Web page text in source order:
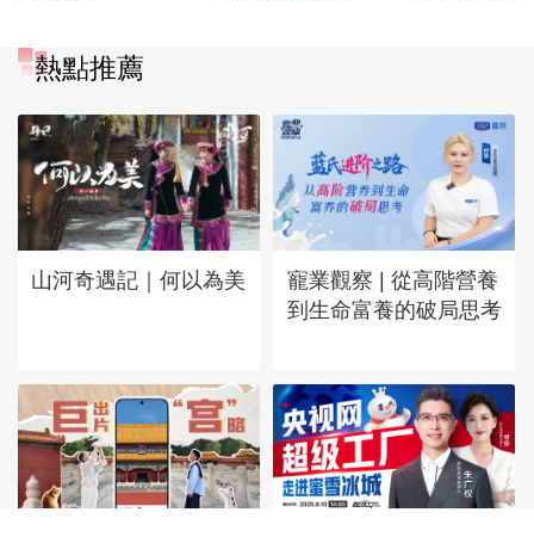
熱點推薦
山河奇遇記｜何以為美
寵業觀察 | 從高階營養
到生命富養的破局思考